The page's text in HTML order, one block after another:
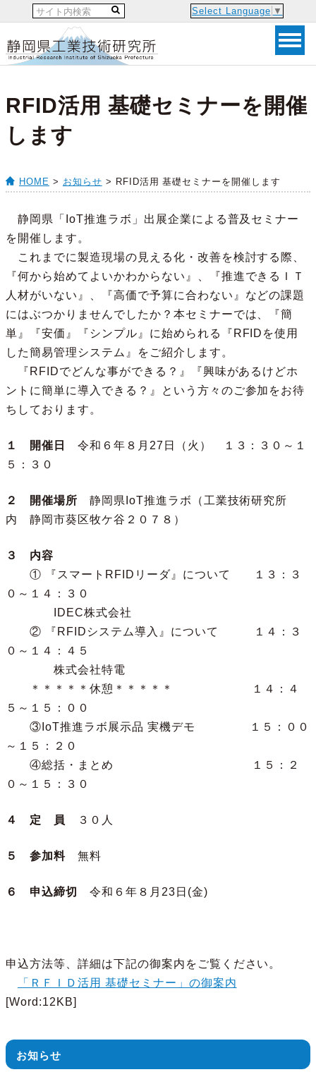
Select Language ▼
RFID活用 基礎セミナーを開催
します
HOME > お知らせ > RFID活用 基礎セミナーを開催します
静岡県「IoT推進ラボ」出展企業による普及セミナー
を開催します。
これまでに製造現場の見える化・改善を検討する際、
『何から始めてよいかわからない』、『推進できるＩＴ
人材がいない』、『高価で予算に合わない』などの課題
にはぶつかりませんでしたか？本セミナーでは、『簡
単』『安価』『シンプル』に始められる『RFIDを使用
した簡易管理システム』をご紹介します。
『RFIDでどんな事ができる？』『興味があるけどホ
ントに簡単に導入できる？』という方々のご参加をお待
ちしております。
１ 開催日
令和６年８月27日（火） １３：３０～１
５：３０
２ 開催場所 静岡県IoT推進ラボ（工業技術研究所
内 静岡市葵区牧ケ谷２０７８）
３ 内容
① 『スマートRFIDリーダ』について １３：３
０～１４：３０
IDEC株式会社
② 『RFIDシステム導入』について １４：３
０～１４：４５
株式会社特電
＊＊＊＊＊休憩＊＊＊＊＊ １４：４
５～１５：００
③IoT推進ラボ展示品 実機デモ １５：００
～１５：２０
④総括・まとめ １５：２
０～１５：３０
４ 定 員 ３０人
５ 参加料無料
６ 申込締切 令和６年８月23日(金)
申込方法等、詳細は下記の御案内をご覧ください。
「ＲＦＩＤ活用 基礎セミナー」の御案内
[Word:12KB]
お知らせ